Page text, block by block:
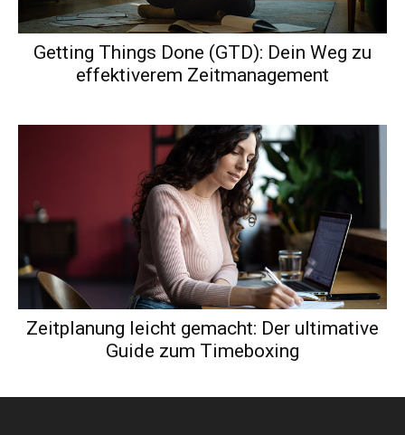
Getting Things Done (GTD): Dein Weg zu
effektiverem Zeitmanagement
Zeitplanung leicht gemacht: Der ultimative
Guide zum Timeboxing